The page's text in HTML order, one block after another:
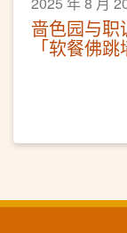
啬色园与职
「软餐佛